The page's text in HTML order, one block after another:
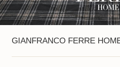
GIANFRANCO FERRE